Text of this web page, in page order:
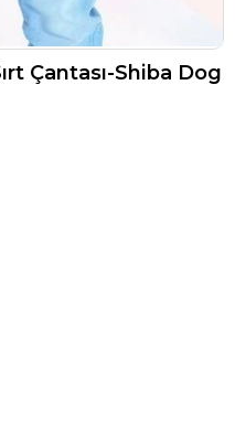
Çantası-Shiba Dog